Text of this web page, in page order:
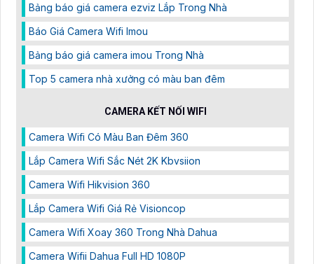
Bảng báo giá camera ezviz Lắp Trong Nhà
Báo Giá Camera Wifi Imou
Bảng báo giá camera imou Trong Nhà
Top 5 camera nhà xưởng có màu ban đêm
CAMERA KẾT NỐI WIFI
Camera Wifi Có Màu Ban Đêm 360
Lắp Camera Wifi Sắc Nét 2K Kbvsiion
Camera Wifi Hikvision 360
Lắp Camera Wifi Giá Rẻ Visioncop
Camera Wifi Xoay 360 Trong Nhà Dahua
Camera Wifii Dahua Full HD 1080P